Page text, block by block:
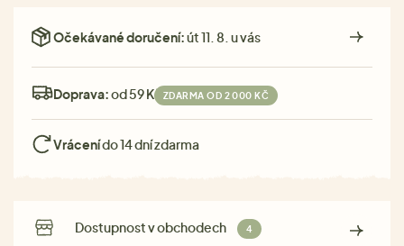
Očekávané doručení:út 11. 8. u vás
Doprava:od 59 Kč ZDARMA OD 2 000 KČ
Vrácenído 14 dní zdarma
Dostupnost v obchodech 4